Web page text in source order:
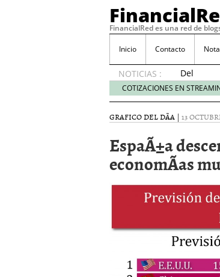
FinancialRed es una red de
Inicio Contacto
NOTICIAS :
Del
depósito
a la
cómo
gestión
ahorro
en
05/08/
Seguros de
ReseÃ±a
COTIZACIONES EN
GRAFICO DEL DÃ­A | 13
EspaÃ±a
economÃ­as